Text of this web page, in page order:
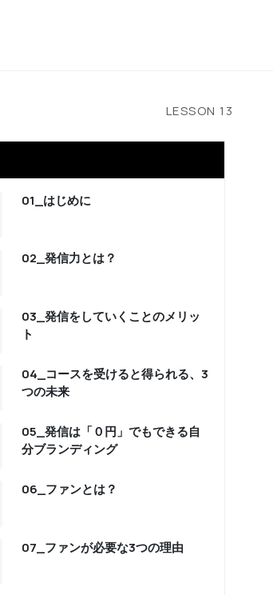
LESSON 13
01_はじめに
02_発信力とは？
03_発信をしていくことのメリッ
ト
04_コースを受けると得られる、3
つの未来
05_発信は「０円」でもできる自
分ブランディング
06_ファンとは？
07_ファンが必要な3つの理由